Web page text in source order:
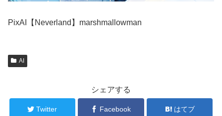
PixAI【Neverland】marshmallowman
AI
シェアする
Twitter Facebook はてブ